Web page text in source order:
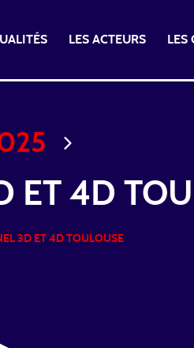
LES ACTEURS LES
ET 4D
3D ET 4D TOULOUSE